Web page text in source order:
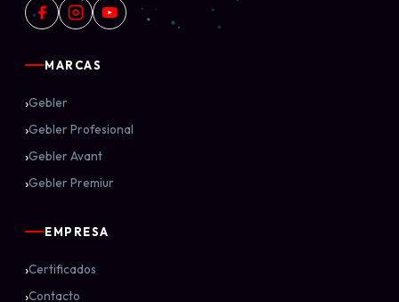
MARCAS
›Gebler
›Gebler Profesional
›Gebler Avant
›Gebler Premiur
EMPRESA
›Certificados
›Contacto